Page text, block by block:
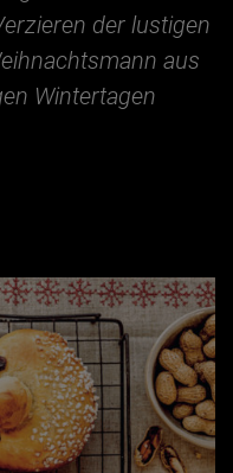
der lustigen
aus
Wintertagen